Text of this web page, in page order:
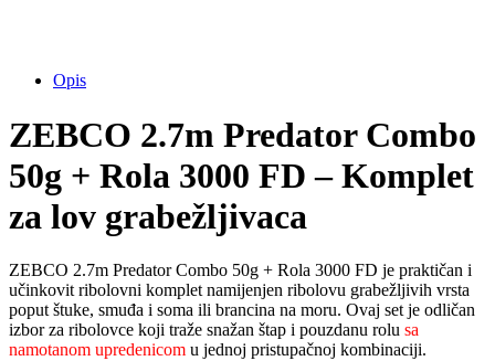
Opis
ZEBCO 2.7m Predator Combo
50g + Rola 3000 FD – Komplet
za lov grabežljivaca
ZEBCO 2.7m Predator Combo 50g + Rola 3000 FD je praktičan i
učinkovit ribolovni komplet namijenjen ribolovu grabežljivih vrsta
poput štuke, smuđa i soma ili brancina na moru. Ovaj set je odličan
izbor za ribolovce koji traže snažan štap i pouzdanu rolu sa
namotanom upredenicom u jednoj pristupačnoj kombinaciji.